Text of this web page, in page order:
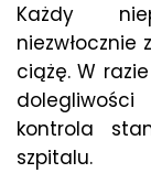
Każdy
niezwłocznie
ciążę. W
kontrola
szpitalu.